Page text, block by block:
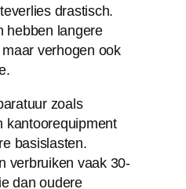
drastisch.
hebben langere
verhogen ook
zoals
kantoorequipment
basislasten.
verbruiken vaak 30-
dan oudere